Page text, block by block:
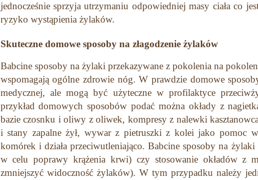
jednocześnie sprzyja utrzymaniu odpowiedniej masy ciała co
ryzyko wystąpienia żylaków.
Skuteczne domowe sposoby na złagodzenie żylaków
Babcine sposoby na żylaki przekazywane z pokolenia na
wspomagają ogólne zdrowie nóg. W prawdzie domowe
medycznej, ale mogą być użyteczne w profilaktyce
przykład domowych sposobów podać można okłady z
bazie czosnku i oliwy z oliwek, kompresy z nalewki
i stany zapalne żył, wywar z pietruszki z kolei jako pomoc
komórek i działa przeciwutleniająco. Babcine sposoby na
w celu poprawy krążenia krwi) czy stosowanie okładów z
zmniejszyć widoczność żylaków). W tym przypadku należy